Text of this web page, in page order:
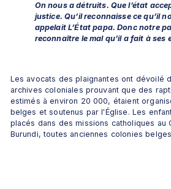
On nous a détruits. Que l’état
justice. Qu’il reconnaisse ce qu’il
appelait L’État papa. Donc notre
reconnaître le mal qu’il a fait à ses
Les avocats des plaignantes ont dévoilé
archives coloniales prouvant que des
estimés à environ 20 000, étaient
belges et soutenus par l'Église. Les
placés dans des missions catholiques au
Burundi, toutes anciennes colonies